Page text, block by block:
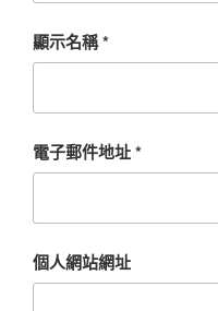
顯示名稱*
電子郵件地址*
個人網站網址